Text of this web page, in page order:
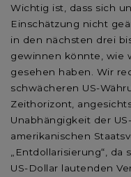
Wichtig ist, dass sich
Einschätzung nicht
in den nächsten drei
gewinnen könnte, wie
gesehen haben. Wir
schwächeren US-
Zeithorizont,
Unabhängigkeit der
amerikanischen
„Entdollarisierung“,
US-Dollar lautenden